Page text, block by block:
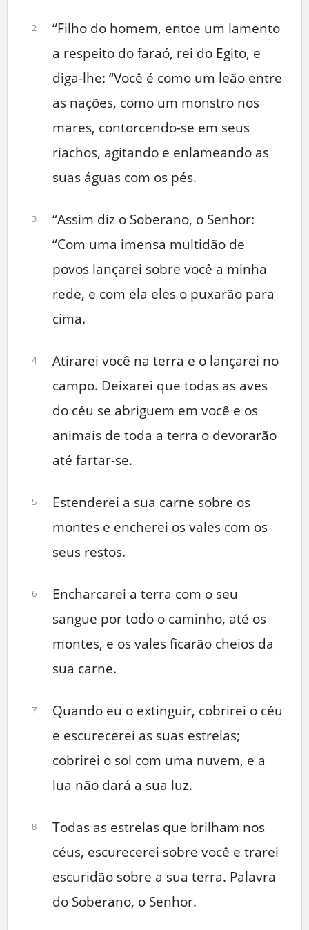
2
“Filho do homem, entoe um lamento
a respeito do faraó, rei do Egito, e
diga-lhe: “Você é como um leão entre
as nações, como um monstro nos
mares, contorcendo-se em seus
riachos, agitando e enlameando as
suas águas com os pés.
3
“Assim diz o Soberano, o Senhor:
“Com uma imensa multidão de
povos lançarei sobre você a minha
rede, e com ela eles o puxarão para
cima.
4
Atirarei você na terra e o lançarei no
campo. Deixarei que todas as aves
do céu se abriguem em você e os
animais de toda a terra o devorarão
até fartar-se.
5
Estenderei a sua carne sobre os
montes e encherei os vales com os
seus restos.
6
Encharcarei a terra com o seu
sangue por todo o caminho, até os
montes, e os vales ficarão cheios da
sua carne.
7
Quando eu o extinguir, cobrirei o céu
e escurecerei as suas estrelas;
cobrirei o sol com uma nuvem, e a
lua não dará a sua luz.
8
Todas as estrelas que brilham nos
céus, escurecerei sobre você e trarei
escuridão sobre a sua terra. Palavra
do Soberano, o Senhor.